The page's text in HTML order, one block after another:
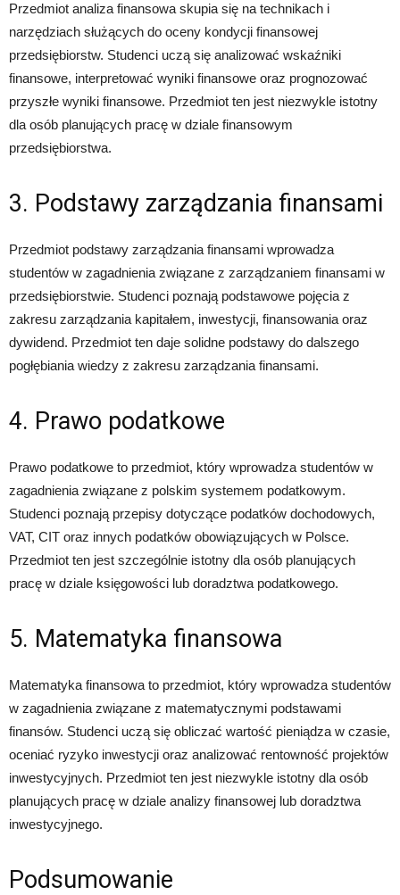
Przedmiot analiza finansowa skupia się na technikach i
narzędziach służących do oceny kondycji finansowej
przedsiębiorstw. Studenci uczą się analizować wskaźniki
finansowe, interpretować wyniki finansowe oraz prognozować
przyszłe wyniki finansowe. Przedmiot ten jest niezwykle istotny
dla osób planujących pracę w dziale finansowym
przedsiębiorstwa.
3. Podstawy zarządzania finansami
Przedmiot podstawy zarządzania finansami wprowadza
studentów w zagadnienia związane z zarządzaniem finansami w
przedsiębiorstwie. Studenci poznają podstawowe pojęcia z
zakresu zarządzania kapitałem, inwestycji, finansowania oraz
dywidend. Przedmiot ten daje solidne podstawy do dalszego
pogłębiania wiedzy z zakresu zarządzania finansami.
4. Prawo podatkowe
Prawo podatkowe to przedmiot, który wprowadza studentów w
zagadnienia związane z polskim systemem podatkowym.
Studenci poznają przepisy dotyczące podatków dochodowych,
VAT, CIT oraz innych podatków obowiązujących w Polsce.
Przedmiot ten jest szczególnie istotny dla osób planujących
pracę w dziale księgowości lub doradztwa podatkowego.
5. Matematyka finansowa
Matematyka finansowa to przedmiot, który wprowadza studentów
w zagadnienia związane z matematycznymi podstawami
finansów. Studenci uczą się obliczać wartość pieniądza w czasie,
oceniać ryzyko inwestycji oraz analizować rentowność projektów
inwestycyjnych. Przedmiot ten jest niezwykle istotny dla osób
planujących pracę w dziale analizy finansowej lub doradztwa
inwestycyjnego.
Podsumowanie